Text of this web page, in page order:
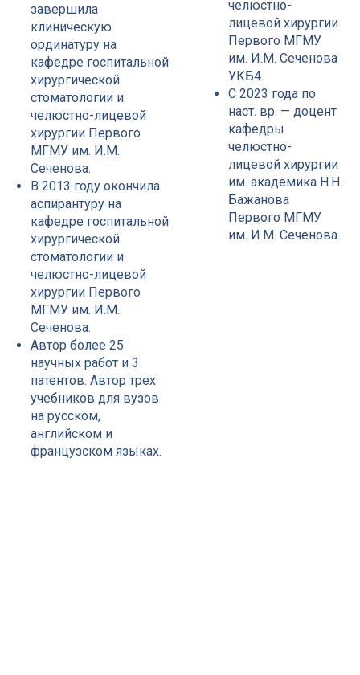
завершила
клиническую
ординатуру на
кафедре госпитальной
хирургической
стоматологии и
челюстно-лицевой
хирургии Первого
МГМУ им. И.М.
Сеченова.
В 2013 году окончила
аспирантуру на
кафедре госпитальной
хирургической
стоматологии и
челюстно-лицевой
хирургии Первого
МГМУ им. И.М.
Сеченова.
Автор более 25
научных работ и 3
патентов. Автор трех
учебников для вузов
на русском,
английском и
французском языках.
челюстно-
лицевой хирургии
Первого МГМУ
им. И.М. Сеченова
УКБ4.
С 2023 года по
наст. вр. — доцент
кафедры
челюстно-
лицевой хирургии
им. академика Н.Н.
Бажанова
Первого МГМУ
им. И.М. Сеченова.